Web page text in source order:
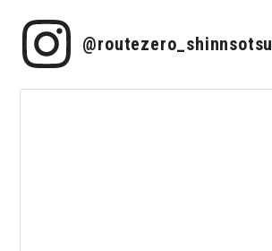
@routezero_shinnsotsu